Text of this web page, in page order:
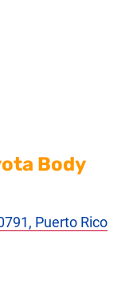
Body
Puerto Rico